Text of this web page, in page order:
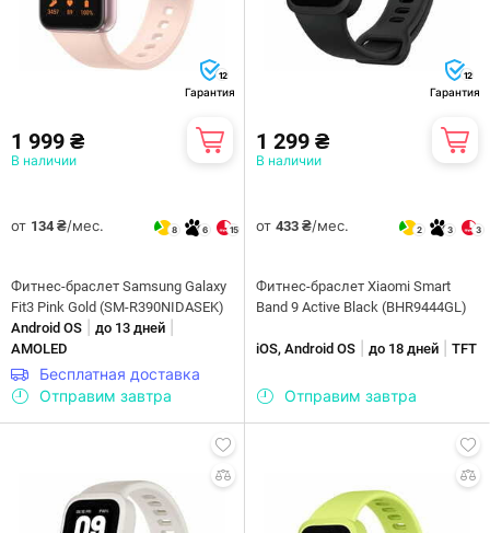
12
Гарантия
1 999 ₴
В наличии
от 134 ₴/мес. 8 6 15
Фитнес-браслет Samsung Galaxy
Fit3 Pink Gold (SM-R390NIDASEK)
Android OS
до 13 дней
AMOLED
Бесплатная доставка
Отправим завтра
12
Гарантия
1 299 ₴
В наличии
от 433 ₴/мес. 2 3 3
Фитнес-браслет Xiaomi Smart
Band 9 Active Black (BHR9444GL)
iOS, Android OS до 18 дней TFT
Отправим завтра